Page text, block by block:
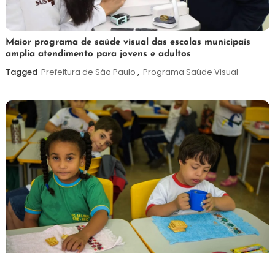
7
de
agosto
Maurilio
Maior programa de saúde visual das escolas municipais
amplia atendimento para jovens e adultos
Tagged Prefeitura de São Paulo , Programa Saúde Visual